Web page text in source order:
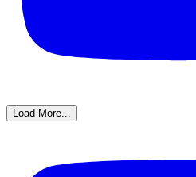
Load More...